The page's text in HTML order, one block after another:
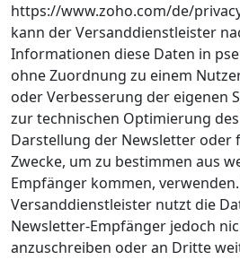
https://www.zoho.com/de/
kann der Versanddienstleister
Informationen diese Daten in
ohne Zuordnung zu einem
oder Verbesserung der eigenen
zur technischen Optimierung
Darstellung der Newsletter oder
Zwecke, um zu bestimmen aus
Empfänger kommen,
Versanddienstleister nutzt die
Newsletter-Empfänger jedoch
anzuschreiben oder an Dritte